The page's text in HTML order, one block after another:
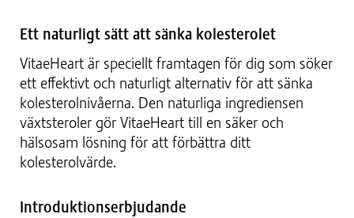
Ett naturligt sätt att sänka kolesterolet
VitaeHeart är speciellt framtagen för dig som söker
ett effektivt och naturligt alternativ för att sänka
kolesterolnivåerna. Den naturliga ingrediensen
växtsteroler gör VitaeHeart till en säker och
hälsosam lösning för att förbättra ditt
kolesterolvärde.
Introduktionserbjudande